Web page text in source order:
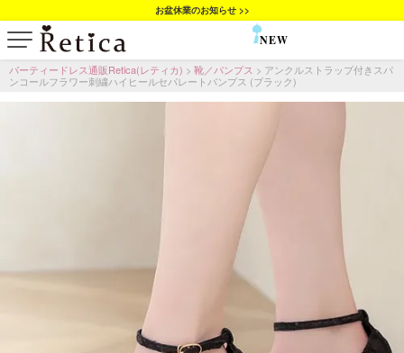
お盆休業のお知らせ >>
NEW
パーティードレス通販Retica(レティカ) 靴／パンプス
アンクルストラップ付きスパ
ンコールフラワー刺繍ハイヒールセパレートパンプス (ブラック)